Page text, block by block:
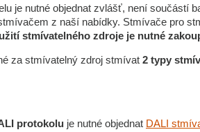
je nutné objednat zvlášť, není součástí
z naší nabídky. Stmívače pro
stmívatelného zdroje je nutné
za stmívatelný zdroj stmívat 2 typy
protokolu je nutné objednat DALI